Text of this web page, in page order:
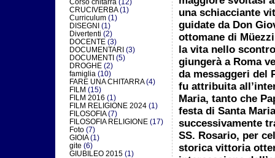
Corso chitarra (12)
CRUCIVERBA(1)
Curriculum (1)
DISEGNI (1)
Divertenti (2)
DOCENTE (3)
DOCUMENTARI (3)
DOCUMENTI (5)
DROGHE (2)
famiglia (10)
FARE UNA CHITARRA(4)
FILM (15)
FILM 2016 (1)
FILM RELIGIONE 2024 (1)
FILOSOFIA(7)
FILOSOFIA RELIGIONE (17)
Foto (7)
GIOIA(1)
gite (6)
GIUBILEO 2015 (1)
una schiacciante
guidate da Don
ottomane di
la vita nello
giungerà a Roma
da messaggeri del
fu attribuita
Maria, tanto che
festa di Santa
successivamente
SS. Rosario, per
storica vittoria